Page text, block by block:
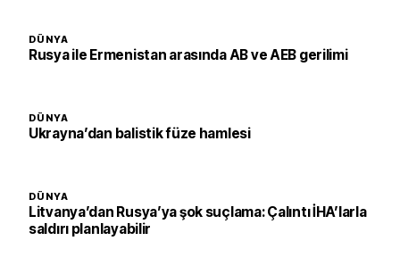
DÜNYA
Rusya ile Ermenistan arasında AB ve AEB gerilimi
DÜNYA
Ukrayna’dan balistik füze hamlesi
DÜNYA
Litvanya’dan Rusya’ya şok suçlama: Çalıntı İHA’larla
saldırı planlayabilir